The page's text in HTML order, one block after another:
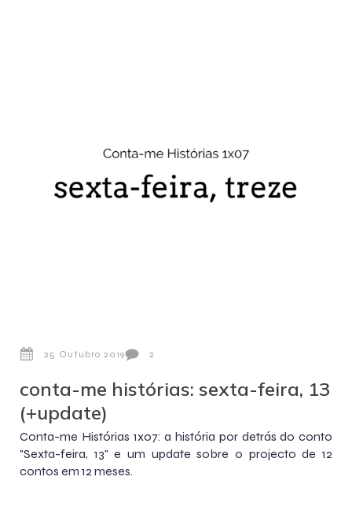
25 Outubro 2019 2
conta-me histórias: sexta-feira, 13
(+update)
Conta-me Histórias 1x07: a história por detrás do conto
"Sexta-feira, 13" e um update sobre o projecto de 12
contos em 12 meses.